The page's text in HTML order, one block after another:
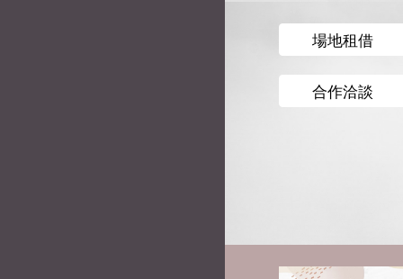
場地租借
合作洽談